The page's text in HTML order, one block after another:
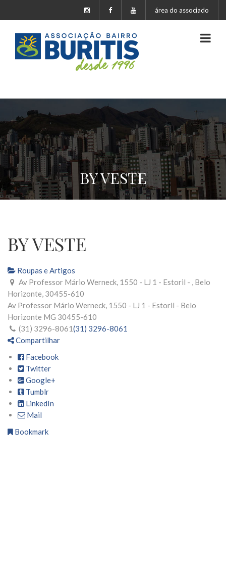
área do associado
BY VESTE
BY VESTE
Roupas e Artigos
Av Professor Mário Werneck, 1550 - LJ 1 - Estoril - , Belo
Horizonte, 30455-610
Av Professor Mário Werneck, 1550 - LJ 1 - Estoril - Belo
Horizonte MG 30455-610
(31) 3296-8061(31) 3296-8061
Compartilhar
Facebook
Twitter
Google+
Tumblr
LinkedIn
Mail
Bookmark